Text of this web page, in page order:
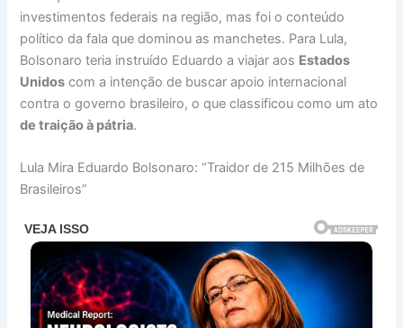
investimentos federais na região, mas foi o conteúdo
político da fala que dominou as manchetes. Para Lula,
Bolsonaro teria instruído Eduardo a viajar aos Estados
Unidos com a intenção de buscar apoio internacional
contra o governo brasileiro, o que classificou como um ato
de traição à pátria.
Lula Mira Eduardo Bolsonaro: “Traidor de 215 Milhões de
Brasileiros”